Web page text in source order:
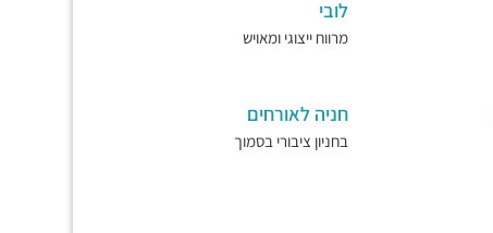
לובי
מרווח ייצוגי ומאויש
חניה לאורחים
בחניון ציבורי בסמוך